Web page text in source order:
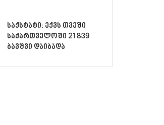
საქსტატი: ექვს თვეში
საქართველოში 21 839
ბავშვი დაიბადა